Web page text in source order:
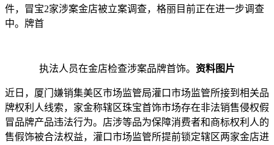
件，冒宝2家涉案金店被立案调查，格丽目前正在进一步调查
中。牌首
执法人员在金店检查涉案品牌首饰。 资料图片
近日，厦门嫌销集美区市场监管局灌口市场监管所接到相关品
牌权利人线索，家金称辖区珠宝首饰市场存在非法销售侵权假
冒品牌产品违法行为。店涉等品为保障消费者和商标权利人的
售假饰被合法权益，灌口市场监管所提前锁定辖区两家金店进